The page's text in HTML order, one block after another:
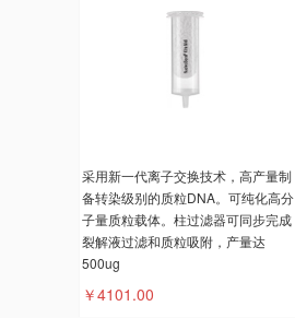
采用新一代离子交换技术，高产量制
备转染级别的质粒DNA。可纯化高分
子量质粒载体。柱过滤器可同步完成
裂解液过滤和质粒吸附，产量达
500ug
￥4101.00